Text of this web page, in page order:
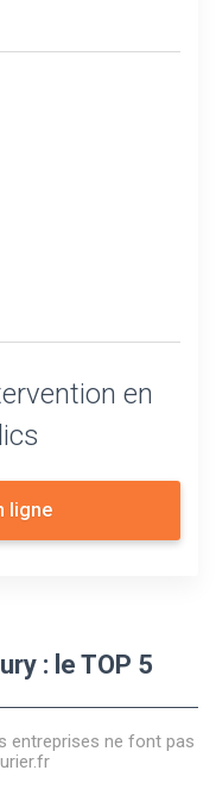
en
ligne
: le TOP 5
entreprises ne font pas